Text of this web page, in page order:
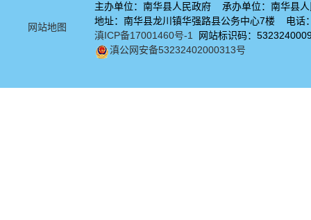
网站地图
主办单位：南华县人民政府 承办单位：南华县人
地址：南华县龙川镇华强路县公务中心7楼 电
滇ICP备17001460号-1 网站标识码：
滇公网安备53232402000313号